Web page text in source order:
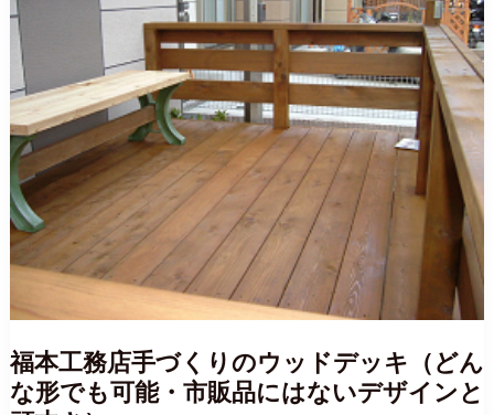
補
強
し
て
リ
フ
ォ
ー
ム、
階
段
は
を
移
し
て
鉄
骨
福本工務店手づくりのウッドデッキ（どん
な形でも可能・市販品にはないデザインと